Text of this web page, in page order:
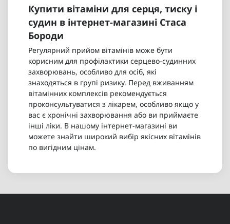
Купити вітаміни для серця, тиску і
судин в інтернет-магазині Стаса
Бороди
Регулярний прийом вітамінів може бути
корисним для профілактики серцево-судинних
захворювань, особливо для осіб, які
знаходяться в групі ризику. Перед вживанням
вітамінних комплексів рекомендується
проконсультуватися з лікарем, особливо якщо у
вас є хронічні захворювання або ви приймаєте
інші ліки. В нашому інтернет-магазині ви
можете знайти широкий вибір якісних вітамінів
по вигідним цінам.